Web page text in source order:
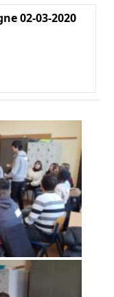
02-03-2020